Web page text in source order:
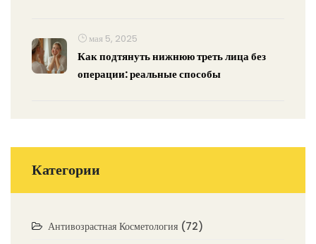
мая 5, 2025
Как подтянуть нижнюю треть лица без
операции: реальные способы
Категории
Антивозрастная Косметология (72)